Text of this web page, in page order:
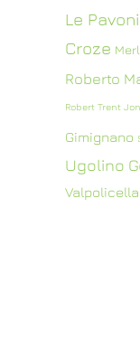
Le
Croze
Roberto
Robert Trent
Gimignano
Ugolino
Valpolicella